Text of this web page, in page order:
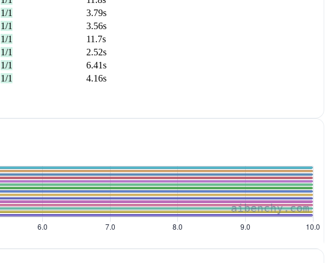
1/1
3.79s
1/1
3.56s
1/1
11.7s
1/1
2.52s
1/1
6.41s
1/1
4.16s